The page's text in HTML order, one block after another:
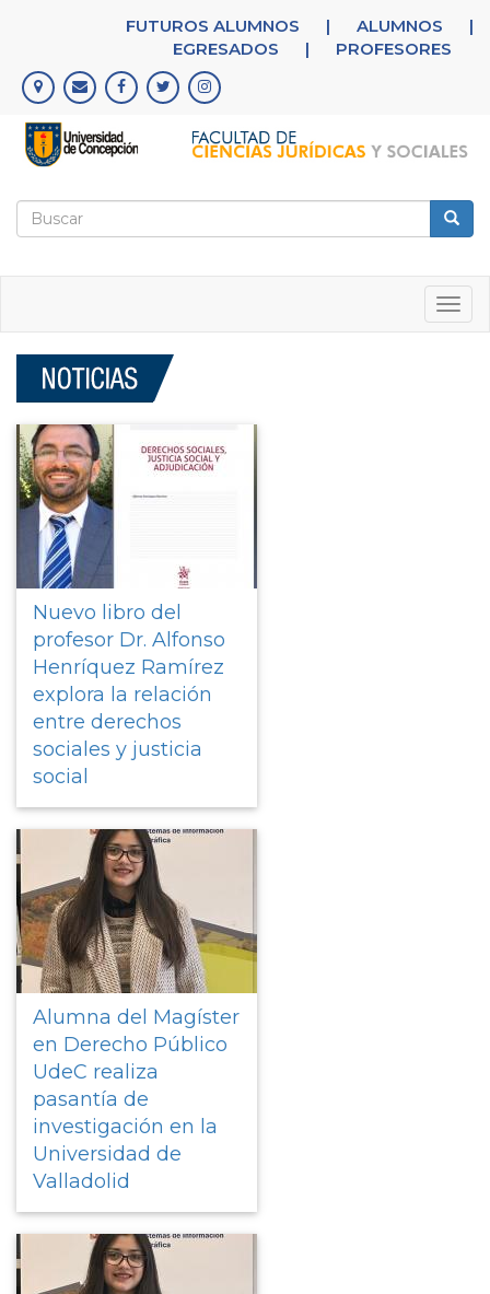
principal
FUTUROS ALUMNOS | ALUMNOS
|
EGRESADOS
| PROFESORES
Formulario
Nuevo libro del
profesor Dr. Alfonso
Henríquez Ramírez
explora la relación
entre derechos
sociales y justicia
social
Alumna del Magíster
en Derecho Público
UdeC realiza
pasantía de
investigación en la
Universidad de
Valladolid